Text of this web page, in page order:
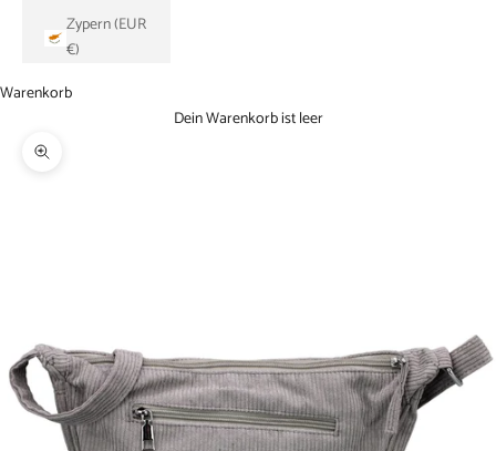
Zypern (EUR
€)
Warenkorb
Dein Warenkorb ist leer
Bild vergrößern